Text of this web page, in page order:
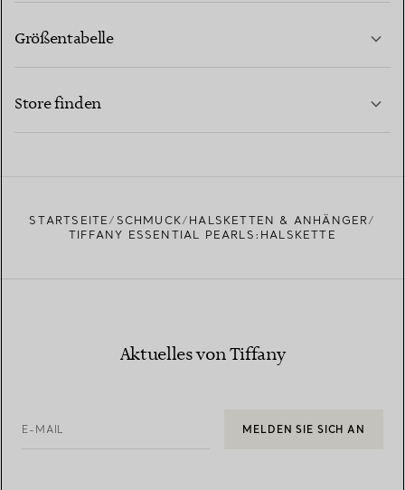
Größentabelle
Store finden
STARTSEITE SCHMUCK
HALSKETTEN & ANHÄNGER
TIFFANY ESSENTIAL PEARLS:HALSKETTE
Aktuelles von Tiffany
E-MAIL MELDEN SIE SICH AN